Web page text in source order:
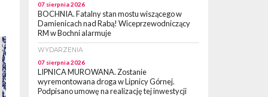
07 sierpnia 2026
BOCHNIA. Fatalny stan mostu wiszącego w
Damienicach nad Rabą! Wiceprzewodniczący
RM w Bochni alarmuje
WYDARZENIA
07 sierpnia 2026
LIPNICA MUROWANA. Zostanie
wyremontowana droga w Lipnicy Górnej.
Podpisano umowę na realizację tej inwestycji